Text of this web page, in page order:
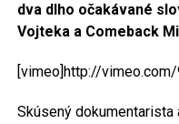
dva dlho očakávané
Vojteka a Comeback
[vimeo]http://
Skúsený